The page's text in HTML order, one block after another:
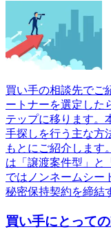
買い手の相談先でご
ートナーを選定した
テップに移ります。
手探しを行う主な方
もとにご紹介します
は「譲渡案件型」と
ではノンネームシー
秘密保持契約を締結
買い手にとって